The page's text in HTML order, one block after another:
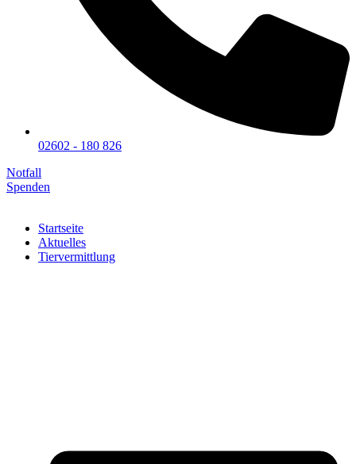
02602 - 180 826
Notfall
Spenden
Startseite
Aktuelles
Tiervermittlung